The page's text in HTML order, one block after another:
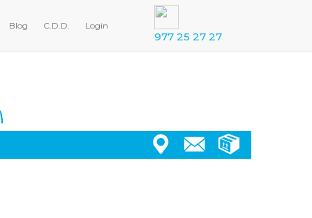
Blog C.D.D. Login
977 25 27 27